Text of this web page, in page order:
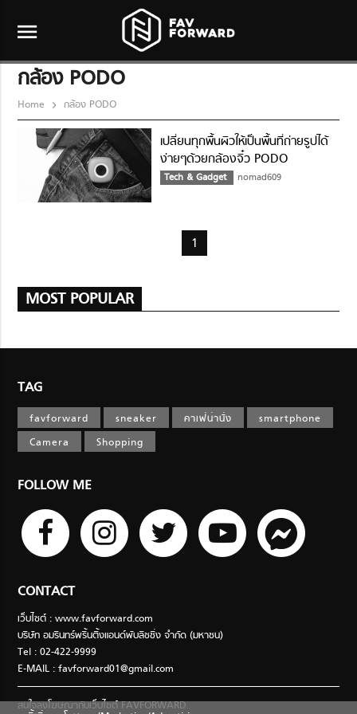
menu
กล้อง PODO
Home กล้อง PODO
เปลี่ยนทุกพื้นผิวให้เป็นพื้นที่ถ่ายรูปได้
ง่ายๆด้วยกล้องจิ๋ว PODO
Tech & Gadget nomad609
1
MOST POPULAR
TAG
favforward sneaker คาเฟ่น่านั่ง
smartphone
Camera
Shopping
FOLLOW ME
CONTACT
เว็บไซต์ : www.favforward.com
บริษัท อมรินทร์พริ้นติ้งแอนด์พับลิชชิ่ง จำกัด (มหาชน)
Tel : 02-422-9999
E-MAIL :favforward01@gmail.com
สนใจลงโฆษณากับเว็บไซต์ FAVFORWARD